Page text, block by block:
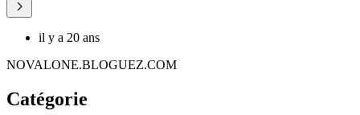
il y a 20 ans
NOVALONE.BLOGUEZ.COM
Catégorie